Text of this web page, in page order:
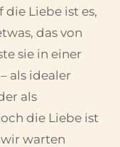
Liebe ist es,
das von
sie in einer
als idealer
als
die Liebe ist
wir warten